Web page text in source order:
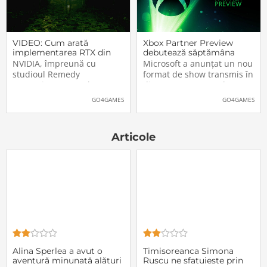
Urmăriți în
VIDEO: Cum arată
implementarea RTX din
Alan Wake II
NVIDIA, împreună cu
studioul Remedy
Entertainment, au lansat
un nou clip video dedicat
secvențele de mai jos,
GO4GAMES
Xbox Partner Preview
debutează săptămâna
aceasta. Când și unde va
putea fi vizionat
Microsoft a anunțat un nou
format de show transmis în
direct pe Internet: Xbox
Partner Preview, primul
cu 20:00 (ora României).
Show-ul va putea […]The
GO4GAMES
Articole
Alina Sperlea a avut o
aventură minunată alături
Timisoreanca Simona
Ruscu ne sfatuieste prin